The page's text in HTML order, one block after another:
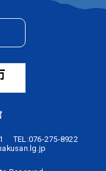
TEL:076-275-8922